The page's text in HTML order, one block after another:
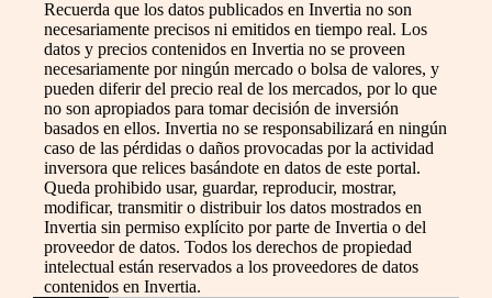
Recuerda que los datos publicados en Invertia no son
necesariamente precisos ni emitidos en tiempo real. Los
datos y precios contenidos en Invertia no se proveen
necesariamente por ningún mercado o bolsa de valores, y
pueden diferir del precio real de los mercados, por lo que
no son apropiados para tomar decisión de inversión
basados en ellos. Invertia no se responsabilizará en ningún
caso de las pérdidas o daños provocadas por la actividad
inversora que relices basándote en datos de este portal.
Queda prohibido usar, guardar, reproducir, mostrar,
modificar, transmitir o distribuir los datos mostrados en
Invertia sin permiso explícito por parte de Invertia o del
proveedor de datos. Todos los derechos de propiedad
intelectual están reservados a los proveedores de datos
contenidos en Invertia.